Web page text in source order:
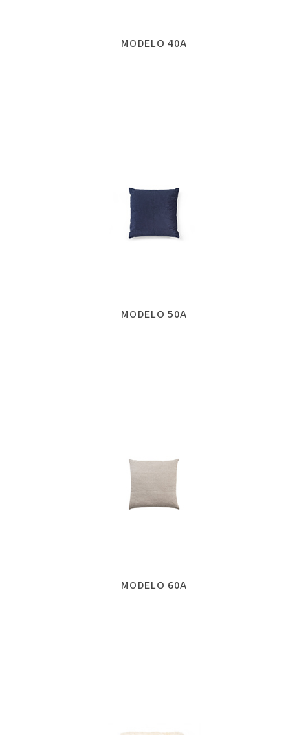
MODELO 40A
MODELO 50A
MODELO 60A